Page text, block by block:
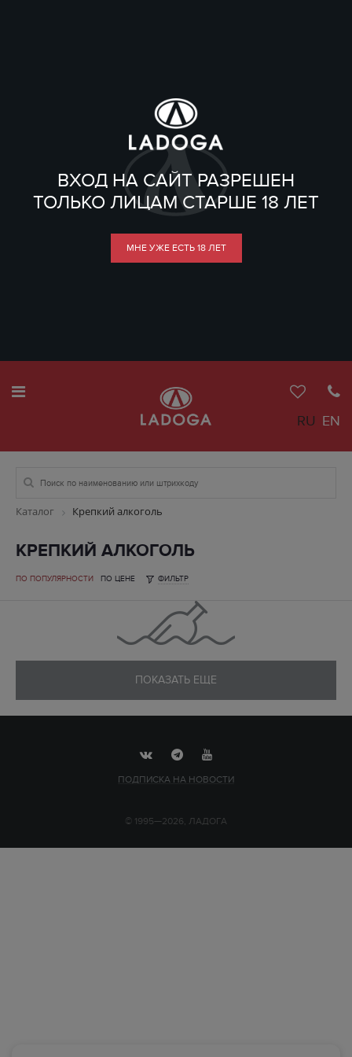
ВХОД НА САЙТ РАЗРЕШЕН
ТОЛЬКО ЛИЦАМ СТАРШЕ 18 ЛЕТ
МНЕ УЖЕ ЕСТЬ 18 ЛЕТ
RU EN
Каталог Крепкий алкоголь
КРЕПКИЙ АЛКОГОЛЬ
ПО ПОПУЛЯРНОСТИ ПО ЦЕНЕ ФИЛЬТР
ПОКАЗАТЬ ЕЩЕ
ПОДПИСКА НА НОВОСТИ
© 1995—2026, ЛАДОГА